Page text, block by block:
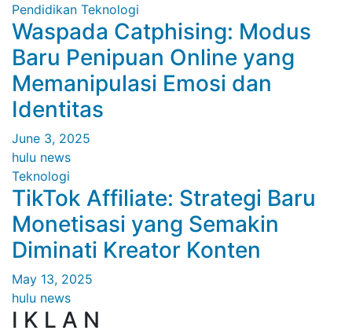
Pendidikan Teknologi
Waspada Catphising: Modus
Baru Penipuan Online yang
Memanipulasi Emosi dan
Identitas
June 3, 2025
hulu news
Teknologi
TikTok Affiliate: Strategi Baru
Monetisasi yang Semakin
Diminati Kreator Konten
May 13, 2025
hulu news
I K L A N